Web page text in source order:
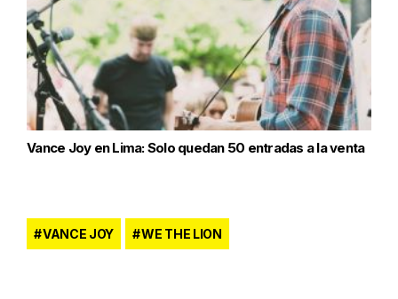
Vance Joy en Lima: Solo quedan 50 entradas a la venta
VANCE JOY WE THE LION